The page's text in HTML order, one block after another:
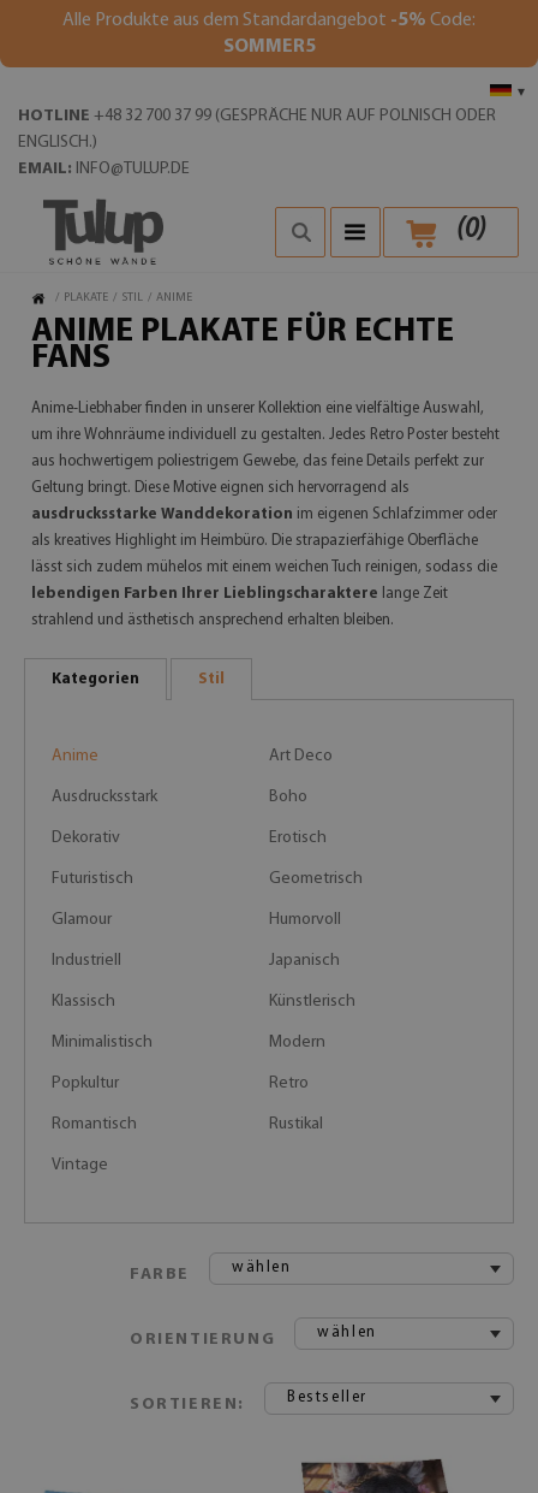
Alle Produkte aus dem Standardangebot -5% Code:
SOMMER5
▾
HOTLINE +48 32 700 37 99 (GESPRÄCHE NUR AUF POLNISCH ODER
ENGLISCH.)
EMAIL: INFO@TULUP.DE
(0)
/ PLAKATE / STIL / ANIME
ANIME PLAKATE FÜR ECHTE
FANS
Anime-Liebhaber finden in unserer Kollektion eine vielfältige Auswahl,
um ihre Wohnräume individuell zu gestalten. Jedes Retro Poster besteht
aus hochwertigem poliestrigem Gewebe, das feine Details perfekt zur
Geltung bringt. Diese Motive eignen sich hervorragend als
ausdrucksstarke Wanddekoration im eigenen Schlafzimmer oder
als kreatives Highlight im Heimbüro. Die strapazierfähige Oberfläche
lässt sich zudem mühelos mit einem weichen Tuch reinigen, sodass die
lebendigen Farben Ihrer Lieblingscharaktere lange Zeit
strahlend und ästhetisch ansprechend erhalten bleiben.
Kategorien Stil
Anime Art Deco
Ausdrucksstark Boho
Dekorativ Erotisch
Futuristisch Geometrisch
Glamour Humorvoll
Industriell Japanisch
Klassisch Künstlerisch
Minimalistisch Modern
Popkultur Retro
Romantisch Rustikal
Vintage
FARBE wählen
ORIENTIERUNG wählen
SORTIEREN: Bestseller